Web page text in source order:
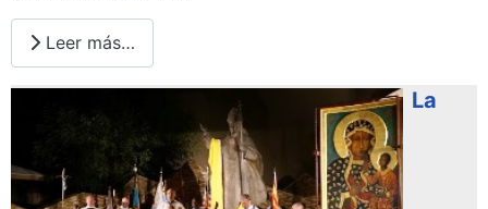
Leer más…
La